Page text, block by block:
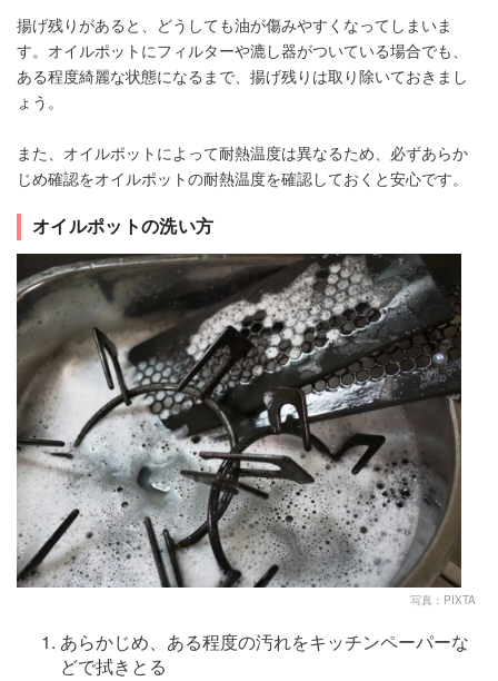
揚げ残りがあると、どうしても油が傷みやすくなってしまいま
す。オイルポットにフィルターや漉し器がついている場合でも、
ある程度綺麗な状態になるまで、揚げ残りは取り除いておきまし
ょう。
また、オイルポットによって耐熱温度は異なるため、必ずあらか
じめ確認をオイルポットの耐熱温度を確認しておくと安心です。
オイルポットの洗い方
写真：PIXTA
あらかじめ、ある程度の汚れをキッチンペーパーな
どで拭きとる